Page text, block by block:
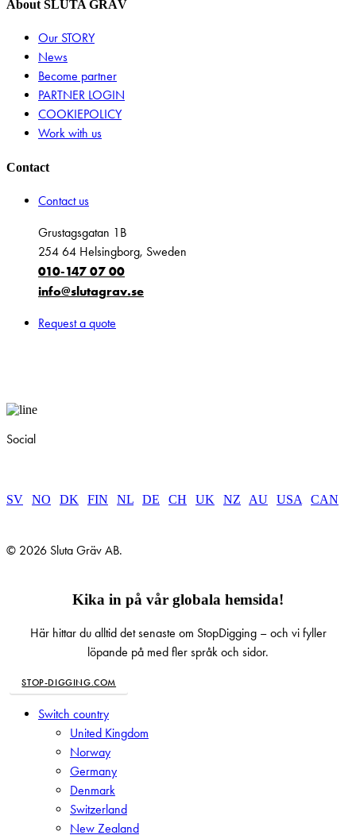
About SLUTA GRÄV
Our STORY
News
Become partner
PARTNER LOGIN
COOKIEPOLICY
Work with us
Contact
Contact us
Grustagsgatan 1B
254 64 Helsingborg, Sweden
010-147 07 00
info@slutagrav.se
Request a quote
Social
SV NO DK FIN NL DE CH UK NZ AU USA CAN
© 2026 Sluta Gräv AB.
Kika in på vår globala hemsida!
Här hittar du alltid det senaste om StopDigging – och vi fyller
löpande på med fler språk och sidor.
STOP-DIGGING.COM
Close
Switch country
United Kingdom
Norway
Germany
Denmark
Switzerland
New Zealand